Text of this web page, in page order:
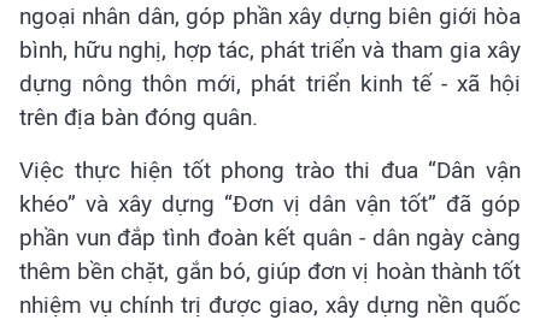
ngoại nhân dân, góp phần xây dựng biên giới hòa
bình, hữu nghị, hợp tác, phát triển và tham gia xây
dựng nông thôn mới, phát triển kinh tế - xã hội
trên địa bàn đóng quân.
Việc thực hiện tốt phong trào thi đua “Dân vận
khéo” và xây dựng “Đơn vị dân vận tốt” đã góp
phần vun đắp tình đoàn kết quân - dân ngày càng
thêm bền chặt, gắn bó, giúp đơn vị hoàn thành tốt
nhiệm vụ chính trị được giao, xây dựng nền quốc